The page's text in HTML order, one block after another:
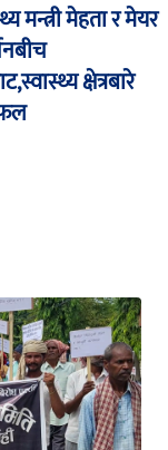
मन्त्री मेहता र मेयर
क्षेत्रबारे